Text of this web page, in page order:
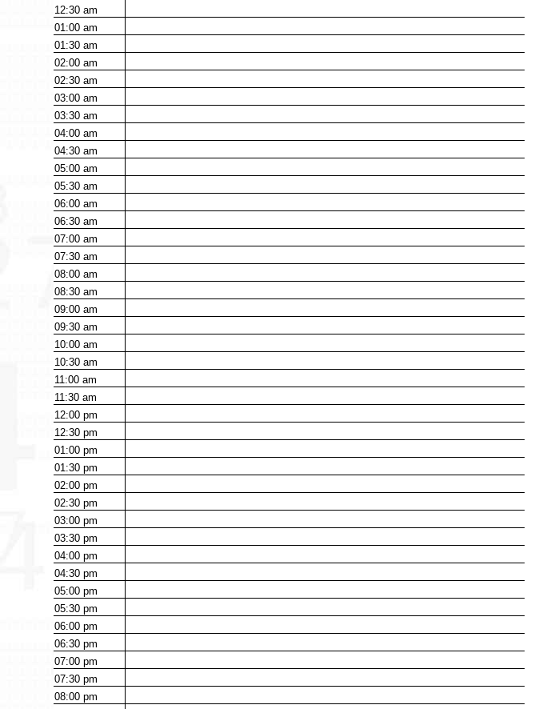
12:30am
01:00am
01:30am
02:00am
02:30am
03:00am
03:30am
04:00am
04:30am
05:00am
05:30am
06:00am
06:30am
07:00am
07:30am
08:00am
08:30am
09:00am
09:30am
10:00am
10:30am
11:00am
11:30am
12:00pm
12:30pm
01:00pm
01:30pm
02:00pm
02:30pm
03:00pm
03:30pm
04:00pm
04:30pm
05:00pm
05:30pm
06:00pm
06:30pm
07:00pm
07:30pm
08:00pm